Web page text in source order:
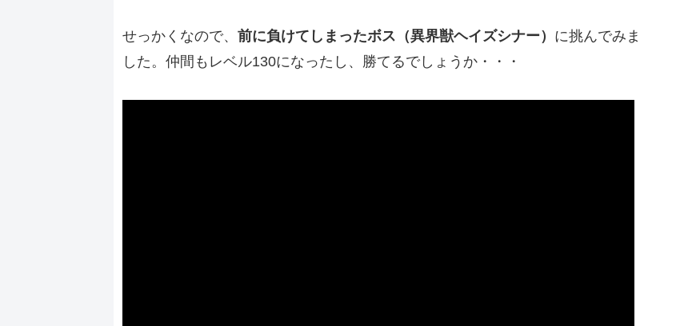
せっかくなので、 前に負けてしまったボス（異界獣ヘイズシナー） に挑んでみま
した。仲間もレベル130になったし、勝てるでしょうか・・・